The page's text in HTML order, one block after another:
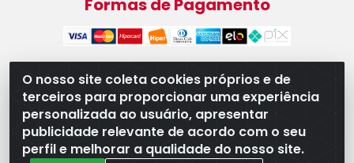
O nosso site coleta cookies próprios e de
terceiros para proporcionar uma experiência
personalizada ao usuário, apresentar
publicidade relevante de acordo com o seu
perfil e melhorar a qualidade do nosso site.
Formas de Pagamento
WB Componentes Automotivos LTDA - CNPJ
08.528.393/0001-12 - Rua do Níquel, 667 - Parque
Oeste Industrial, Goiânia/GO - CEP 74375-660